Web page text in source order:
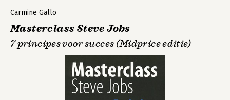
Carmine Gallo
Masterclass Steve Jobs
7 principes voor succes (Midprice editie)